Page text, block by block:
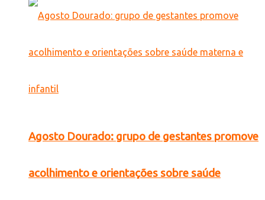
Agosto Dourado: grupo de gestantes promove
acolhimento e orientações sobre saúde